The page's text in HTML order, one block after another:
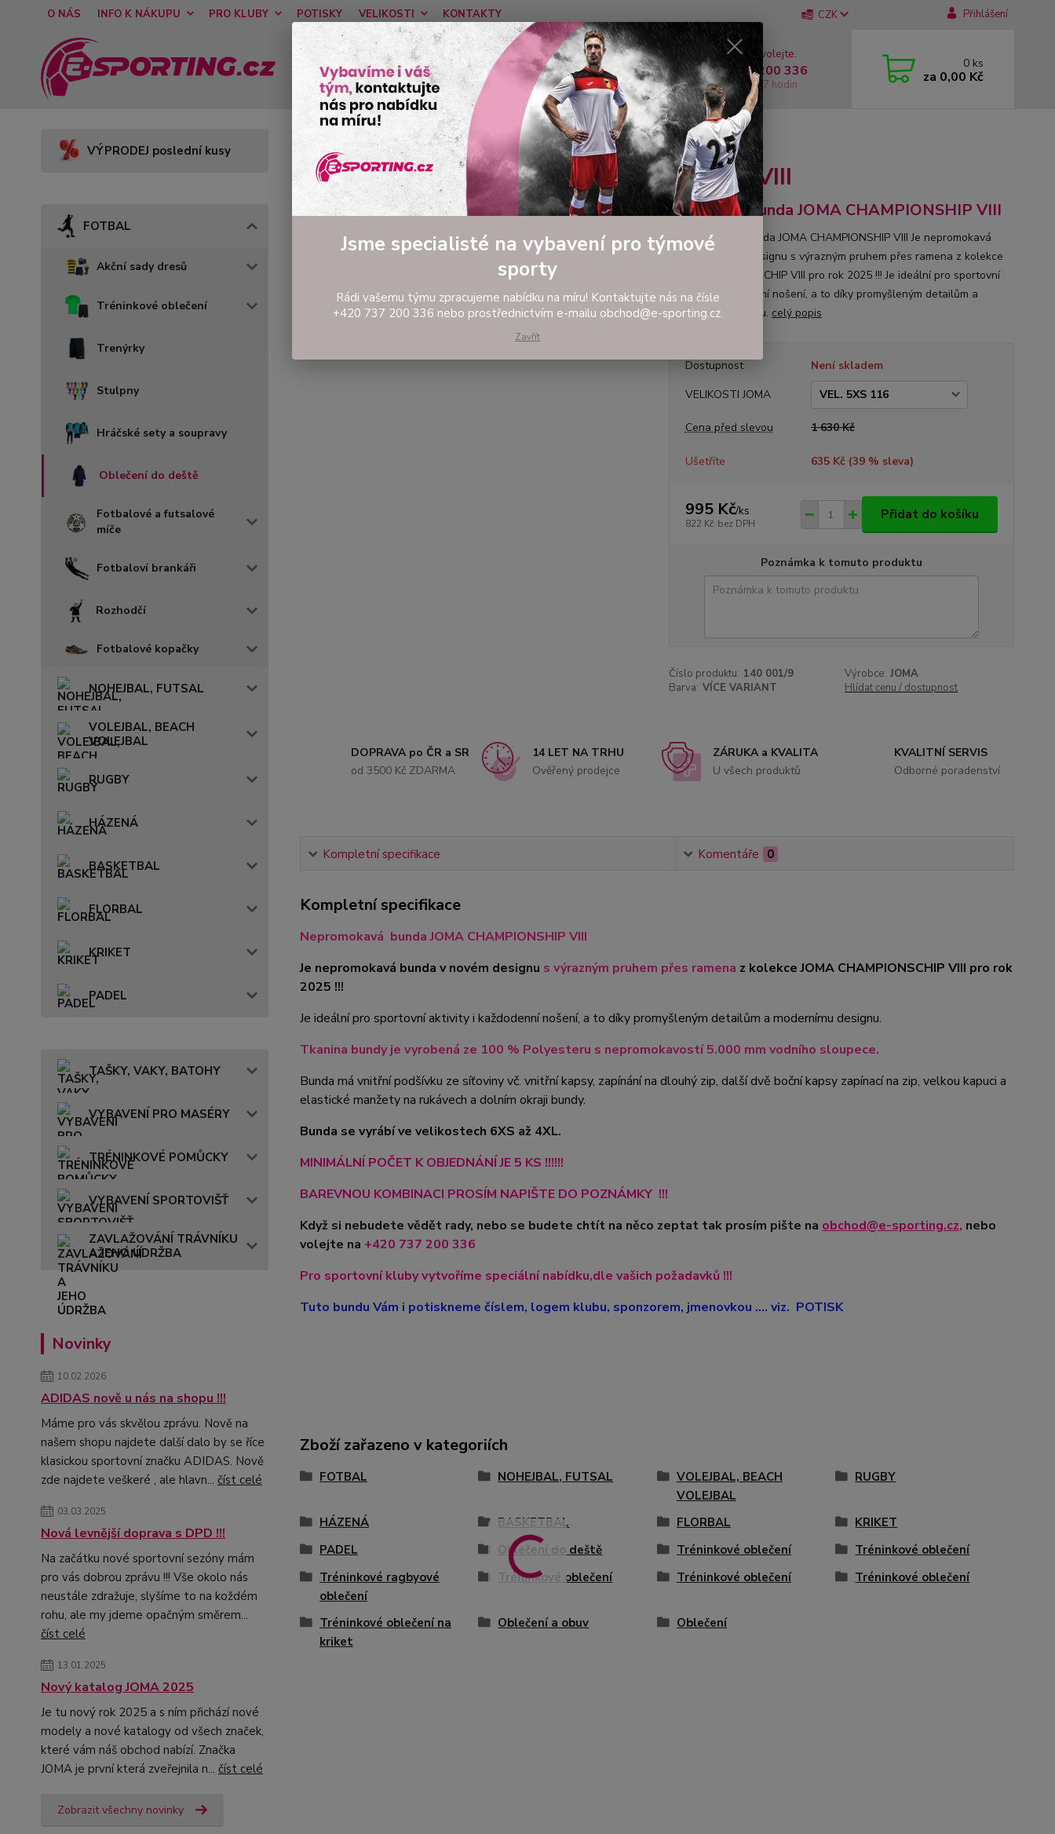
O NÁS INFO K NÁKUPU PRO KLUBY POTISKY VELIKOSTI KONTAKTY CZK Přihlášení
Hledat
Nevíte si rady? Zavolejte.
tel: +420 737 200 336
Pondělí-Pátek: 8 - 17 hodin
0 ks
za 0,00 Kč
VÝPRODEJ poslední kusy
FOTBAL
Akční sady dresů
Tréninkové oblečení
Trenýrky
Stulpny
Hráčské sety a soupravy
Oblečení do deště
Fotbalové a futsalové
míče
Fotbaloví brankáři
Rozhodčí
Fotbalové kopačky
NOHEJBAL, FUTSAL
VOLEJBAL, BEACH
VOLEJBAL
RUGBY
HÁZENÁ
BASKETBAL
FLORBAL
KRIKET
PADEL
TAŠKY, VAKY, BATOHY
VYBAVENÍ PRO MASÉRY
TRÉNINKOVÉ POMŮCKY
VYBAVENÍ SPORTOVIŠŤ
ZAVLAŽOVÁNÍ TRÁVNÍKU
A JEHO ÚDRŽBA
Novinky
10.02.2026
ADIDAS nově u nás na shopu !!!
Máme pro vás skvělou zprávu. Nově na
našem shopu najdete další dalo by se říce
klasickou sportovní značku ADIDAS. Nově
zde najdete veškeré , ale hlavn... číst celé
03.03.2025
Nová levnější doprava s DPD !!!
Na začátku nové sportovní sezóny mám
pro vás dobrou zprávu !!! Vše okolo nás
neustále zdražuje, slyšíme to na koždém
rohu, ale my jdeme opačným směrem...
číst celé
13.01.2025
Nový katalog JOMA 2025
Je tu nový rok 2025 a s ním přichází nové
modely a nové katalogy od všech značek,
které vám náš obchod nabízí. Značka
JOMA je první která zveřejnila n... číst celé
Zobrazit všechny novinky
Oblečení do deště Šusťáková bunda JOMA CHAMPIONSHIP VIII
Šusťáková bunda JOMA CHAMPIONSHIP VIII
Šusťáková bunda JOMA CHAMPIONSHIP VIII
Nepromokavá bunda JOMA CHAMPIONSHIP VIII Je nepromokavá
bunda v novém designu s výrazným pruhem přes ramena z kolekce
JOMA CHAMPIONSCHIP VIII pro rok 2025 !!! Je ideální pro sportovní
aktivity i každodenní nošení, a to díky promyšleným detailům a
modernímu designu. celý popis
Dostupnost
Není skladem
VELIKOSTI JOMA
Cena před slevou 1 630 Kč
Ušetříte 635 Kč (39% sleva)
995 Kč/ks
822 Kč bez DPH
Přidat do košíku
Poznámka k tomuto produktu
Číslo produktu: 140 001/9 Výrobce: JOMA
Barva: VÍCE VARIANT Hlídat cenu / dostupnost
DOPRAVA po ČR a SR
od 3500 Kč ZDARMA
14 LET NA TRHU
Ověřený prodejce
ZÁRUKA a KVALITA
U všech produktů
KVALITNÍ SERVIS
Odborné poradenství
Kompletní specifikace Komentáře 0
Kompletní specifikace
Nepromokavá bunda JOMA CHAMPIONSHIP VIII
Je nepromokavá bunda v novém designu s výrazným pruhem přes ramena z kolekce JOMA CHAMPIONSCHIP VIII pro rok
2025 !!!
Je ideální pro sportovní aktivity i každodenní nošení, a to díky promyšleným detailům a modernímu designu.
Tkanina bundy je vyrobená ze 100 % Polyesteru s nepromokavostí 5.000 mm vodního sloupece.
Bunda má vnitřní podšívku ze síťoviny vč. vnitřní kapsy, zapínání na dlouhý zip, další dvě boční kapsy zapínací na zip, velkou kapuci a
elastické manžety na rukávech a dolním okraji bundy.
Bunda se vyrábí ve velikostech 6XS až 4XL.
MINIMÁLNÍ POČET K OBJEDNÁNÍ JE 5 KS !!!!!!
BAREVNOU KOMBINACI PROSÍM NAPIŠTE DO POZNÁMKY !!!
Když si nebudete vědět rady, nebo se budete chtít na něco zeptat tak prosím pište na obchod@e-sporting.cz, nebo
volejte na +420 737 200 336
Pro sportovní kluby vytvoříme speciální nabídku,dle vašich požadavků !!!
Tuto bundu Vám i potiskneme číslem, logem klubu, sponzorem, jmenovkou .... viz. POTISK
Zboží zařazeno v kategoriích
FOTBAL NOHEJBAL, FUTSAL
VOLEJBAL, BEACH
VOLEJBAL
RUGBY
HÁZENÁ BASKETBAL FLORBAL
KRIKET
PADEL
Oblečení do deště Tréninkové oblečení
Tréninkové oblečení
Tréninkové ragbyové
oblečení
Tréninkové oblečení Tréninkové oblečení Tréninkové oblečení
Tréninkové oblečení na
kriket
Oblečení a obuv Oblečení
Jsme specialisté na vybavení pro týmové
sporty
Rádi vašemu týmu zpracujeme nabídku na míru! Kontaktujte nás na čísle
+420 737 200 336 nebo prostřednictvím e-mailu obchod@e-sporting.cz.
Zavřít